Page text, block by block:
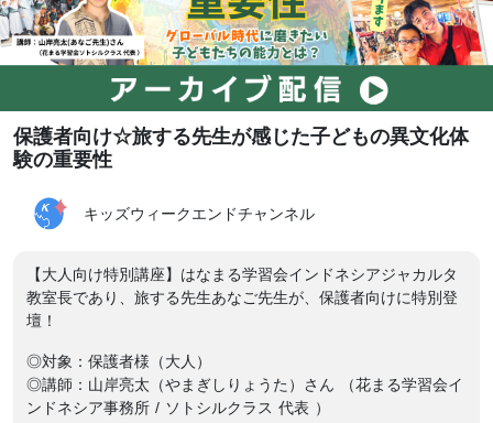
保護者向け☆旅する先生が感じた子どもの異文化体
験の重要性
キッズウィークエンドチャンネル
【大人向け特別講座】はなまる学習会インドネシアジャカルタ
教室長であり、旅する先生あなご先生が、保護者向けに特別登
壇！
◎対象：保護者様（大人）
◎講師：山岸亮太（やまぎしりょうた）さん （花まる学習会イ
ンドネシア事務所 / ソトシルクラス 代表 ）